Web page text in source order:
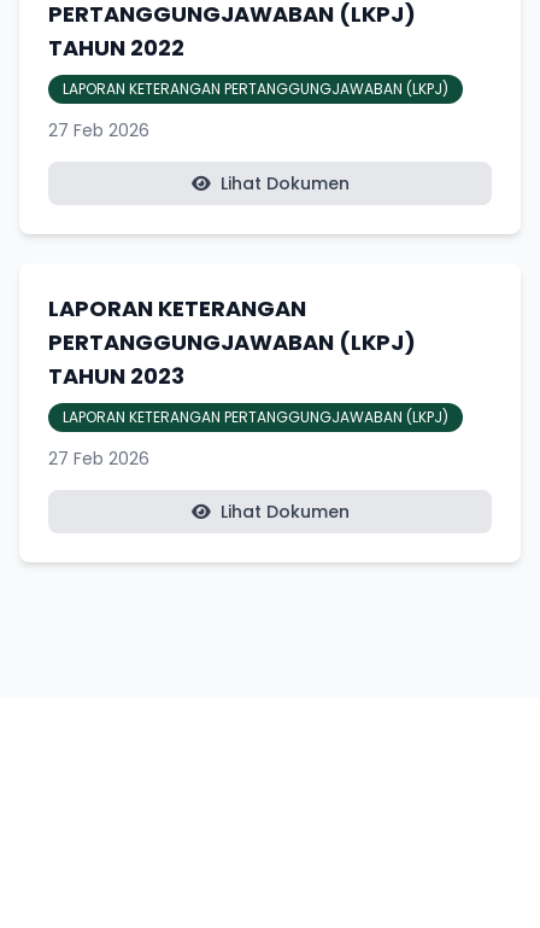
PERTANGGUNGJAWABAN (LKPJ)
TAHUN 2022
LAPORAN KETERANGAN PERTANGGUNGJAWABAN (LKPJ)
27 Feb 2026
Lihat Dokumen
LAPORAN KETERANGAN
PERTANGGUNGJAWABAN (LKPJ)
TAHUN 2023
LAPORAN KETERANGAN PERTANGGUNGJAWABAN (LKPJ)
27 Feb 2026
Lihat Dokumen